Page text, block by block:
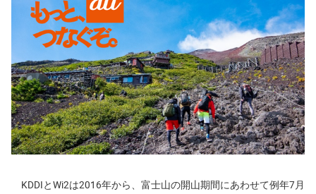
KDDIとWi2は2016年から、富士山の開山期間にあわせて例年7月